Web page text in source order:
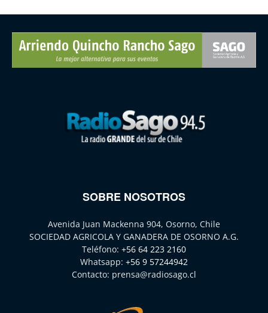
SOBRE NOSOTROS
Avenida Juan Mackenna 904, Osorno, Chile
SOCIEDAD AGRICOLA Y GANADERA DE OSORNO A.G.
Teléfono: +56 64 223 2160
Whatsapp: +56 9 57244942
Contacto: prensa@radiosago.cl